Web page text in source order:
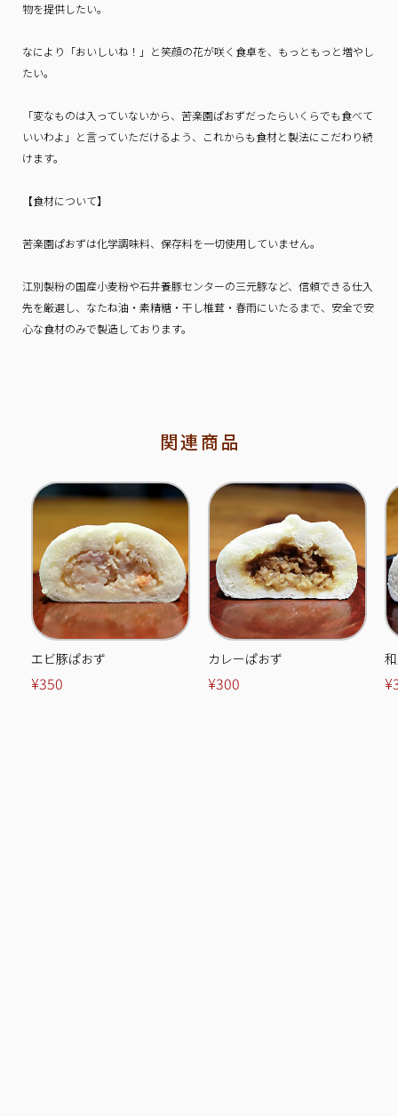
物を提供したい。
なにより「おいしいね！」と笑顔の花が咲く食卓を、もっともっと増やし
たい。
「変なものは入っていないから、苦楽園ぱおずだったらいくらでも食べて
いいわよ」と言っていただけるよう、これからも食材と製法にこだわり続
けます。
【食材について】
苦楽園ぱおずは化学調味料、保存料を一切使用していません。
江別製粉の国産小麦粉や石井養豚センターの三元豚など、信頼できる仕入
先を厳選し、なたね油・素精糖・干し椎茸・春雨にいたるまで、安全で安
心な食材のみで製造しております。
関連商品
エビ豚ぱおず
¥350
カレーぱおず
¥300